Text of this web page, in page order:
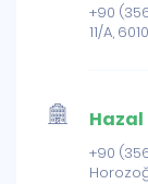
+90
11/A,
Hazal
+90